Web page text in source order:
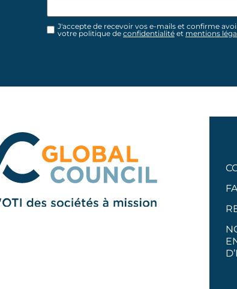
J'accepte de recevoir vos e-mails et confirme
votre politique de confidentialité et mentions